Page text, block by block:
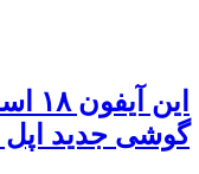
گوشی جدید اپل